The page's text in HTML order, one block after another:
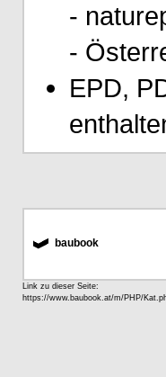
-
-
EPD,
baubook
Link zu dieser Seite: